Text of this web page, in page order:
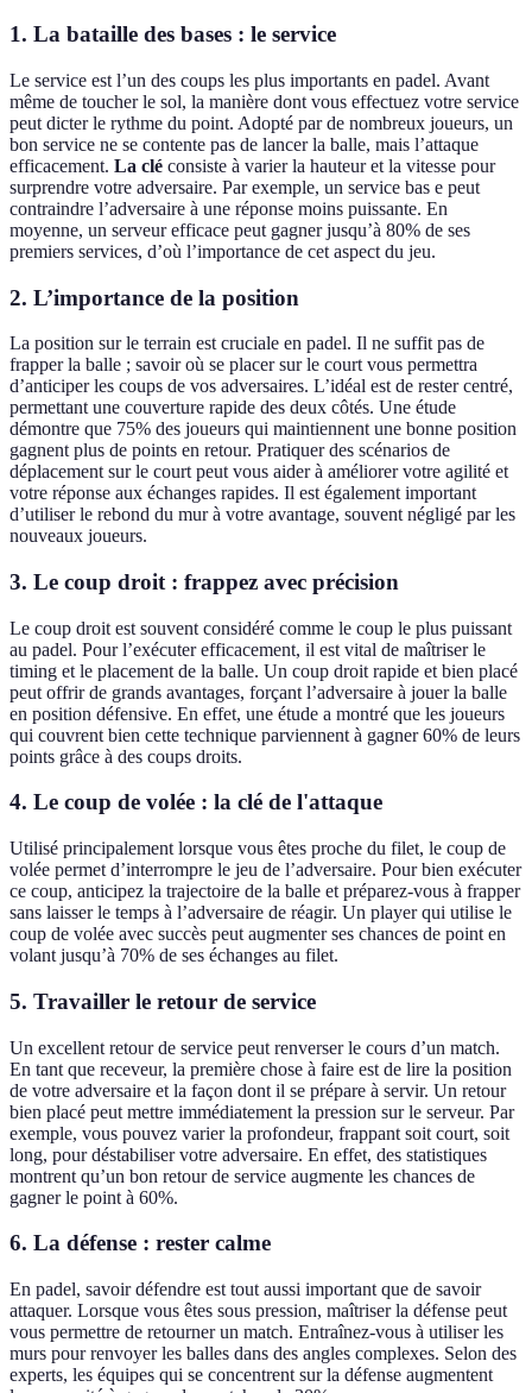
1. La bataille des bases : le service
Le service est l’un des coups les plus importants en padel. Avant
même de toucher le sol, la manière dont vous effectuez votre service
peut dicter le rythme du point. Adopté par de nombreux joueurs, un
bon service ne se contente pas de lancer la balle, mais l’attaque
efficacement. La clé consiste à varier la hauteur et la vitesse pour
surprendre votre adversaire. Par exemple, un service bas e peut
contraindre l’adversaire à une réponse moins puissante. En
moyenne, un serveur efficace peut gagner jusqu’à 80% de ses
premiers services, d’où l’importance de cet aspect du jeu.
2. L’importance de la position
La position sur le terrain est cruciale en padel. Il ne suffit pas de
frapper la balle ; savoir où se placer sur le court vous permettra
d’anticiper les coups de vos adversaires. L’idéal est de rester centré,
permettant une couverture rapide des deux côtés. Une étude
démontre que 75% des joueurs qui maintiennent une bonne position
gagnent plus de points en retour. Pratiquer des scénarios de
déplacement sur le court peut vous aider à améliorer votre agilité et
votre réponse aux échanges rapides. Il est également important
d’utiliser le rebond du mur à votre avantage, souvent négligé par les
nouveaux joueurs.
3. Le coup droit : frappez avec précision
Le coup droit est souvent considéré comme le coup le plus puissant
au padel. Pour l’exécuter efficacement, il est vital de maîtriser le
timing et le placement de la balle. Un coup droit rapide et bien placé
peut offrir de grands avantages, forçant l’adversaire à jouer la balle
en position défensive. En effet, une étude a montré que les joueurs
qui couvrent bien cette technique parviennent à gagner 60% de leurs
points grâce à des coups droits.
4. Le coup de volée : la clé de l'attaque
Utilisé principalement lorsque vous êtes proche du filet, le coup de
volée permet d’interrompre le jeu de l’adversaire. Pour bien exécuter
ce coup, anticipez la trajectoire de la balle et préparez-vous à frapper
sans laisser le temps à l’adversaire de réagir. Un player qui utilise le
coup de volée avec succès peut augmenter ses chances de point en
volant jusqu’à 70% de ses échanges au filet.
5. Travailler le retour de service
Un excellent retour de service peut renverser le cours d’un match.
En tant que receveur, la première chose à faire est de lire la position
de votre adversaire et la façon dont il se prépare à servir. Un retour
bien placé peut mettre immédiatement la pression sur le serveur. Par
exemple, vous pouvez varier la profondeur, frappant soit court, soit
long, pour déstabiliser votre adversaire. En effet, des statistiques
montrent qu’un bon retour de service augmente les chances de
gagner le point à 60%.
6. La défense : rester calme
En padel, savoir défendre est tout aussi important que de savoir
attaquer. Lorsque vous êtes sous pression, maîtriser la défense peut
vous permettre de retourner un match. Entraînez-vous à utiliser les
murs pour renvoyer les balles dans des angles complexes. Selon des
experts, les équipes qui se concentrent sur la défense augmentent